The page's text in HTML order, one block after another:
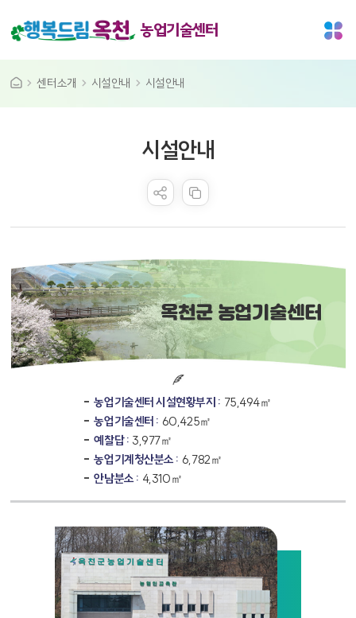
농업기술센터
센터소개 시설안내 시설안내
시설안내
옥천군 농업기술센터
농업기술센터 시설현황부지 : 75,494㎡
농업기술센터 : 60,425㎡
예찰답 : 3,977㎡
농업기계청산분소 : 6,782㎡
안남분소 : 4,310㎡